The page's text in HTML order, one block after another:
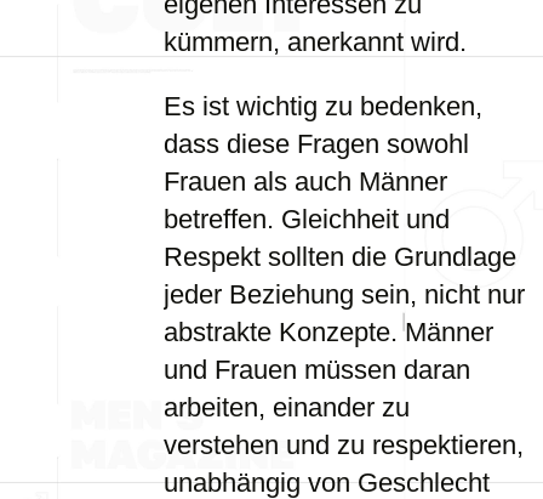
kümmern, anerkannt wird.
Es ist wichtig zu bedenken,
dass diese Fragen sowohl
Frauen als auch Männer
betreffen. Gleichheit und
Respekt sollten die Grundlage
jeder Beziehung sein, nicht nur
abstrakte Konzepte. Männer
und Frauen müssen daran
arbeiten, einander zu
verstehen und zu respektieren,
unabhängig von Geschlecht